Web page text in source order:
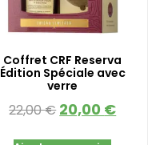
Coffret CRF Reserva
Édition Spéciale avec
verre
22,00€ 20,00 €